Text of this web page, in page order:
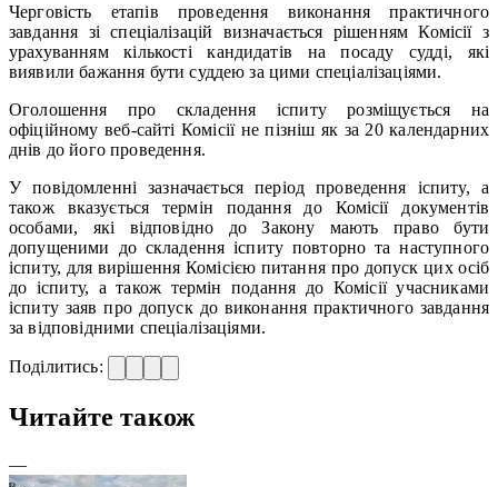
Черговість етапів проведення виконання практичного
завдання зі спеціалізацій визначається рішенням Комісії з
урахуванням кількості кандидатів на посаду судді, які
виявили бажання бути суддею за цими спеціалізаціями.
Оголошення про складення іспиту розміщується на
офіційному веб-сайті Комісії не пізніш як за 20 календарних
днів до його проведення.
У повідомленні зазначається період проведення іспиту, а
також вказується термін подання до Комісії документів
особами, які відповідно до Закону мають право бути
допущеними до складення іспиту повторно та наступного
іспиту, для вирішення Комісією питання про допуск цих осіб
до іспиту, а також термін подання до Комісії учасниками
іспиту заяв про допуск до виконання практичного завдання
за відповідними спеціалізаціями.
Поділитись:
Читайте також
—